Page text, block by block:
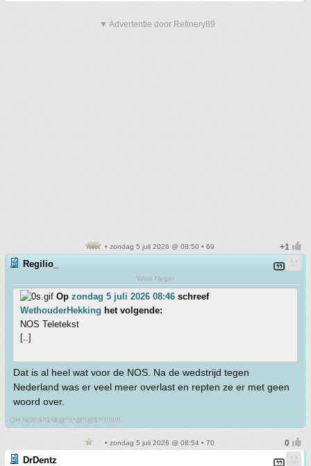
▼ Advertentie door Refinery89
• zondag 5 juli 2026 @ 08:50 • 69
Regilio_
Witte Neger
Op zondag 5 juli 2026 08:46 schreef
WethouderHekking het volgende:
NOS Teletekst
[..]
Dat is al heel wat voor de NOS. Na de wedstrijd tegen
Nederland was er veel meer overlast en repten ze er met geen
woord over.
OH NOES!!1*&@^!!*@!!@$*^!!!!!!!!
• zondag 5 juli 2026 @ 08:54 • 70
DrDentz